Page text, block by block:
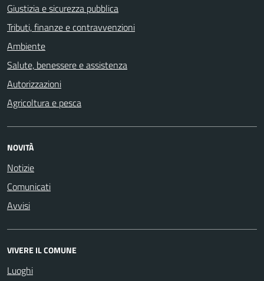
Giustizia e sicurezza pubblica
Tributi, finanze e contravvenzioni
Ambiente
Salute, benessere e assistenza
Autorizzazioni
Agricoltura e pesca
NOVITÀ
Notizie
Comunicati
Avvisi
VIVERE IL COMUNE
Luoghi